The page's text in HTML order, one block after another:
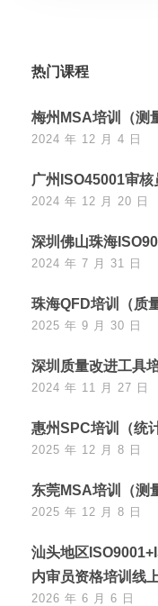
热门课程
梅州MSA培训（测
2024 年 12 月 4 日
广州ISO45001审
2024 年 12 月 20 日
深圳佛山珠海
2024 年 7 月 31 日
珠海QFD培训（质
2025 年 9 月 30 日
深圳质量改进工具
2024 年 11 月 27 日
惠州SPC培训（统
2025 年 12 月 8 日
东莞MSA培训（测
2025 年 12 月 8 日
汕头地区
内审员资格培训线
2026 年 6 月 6 日